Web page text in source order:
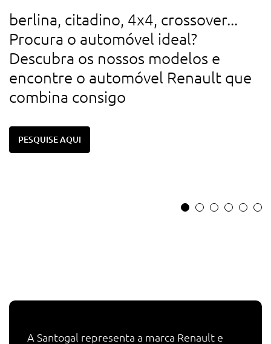
berlina, citadino, 4x4, crossover...
Procura o automóvel ideal?
Descubra os nossos modelos e
encontre o automóvel Renault que
combina consigo
PESQUISE AQUI
A Santogal representa a marca Renault e